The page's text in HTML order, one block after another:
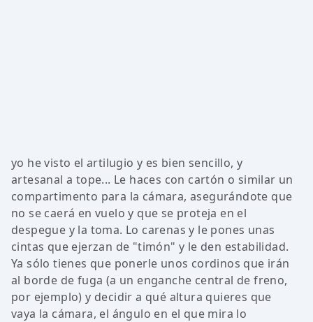
yo he visto el artilugio y es bien sencillo, y
artesanal a tope... Le haces con cartón o similar un
compartimento para la cámara, asegurándote que
no se caerá en vuelo y que se proteja en el
despegue y la toma. Lo carenas y le pones unas
cintas que ejerzan de "timón" y le den estabilidad.
Ya sólo tienes que ponerle unos cordinos que irán
al borde de fuga (a un enganche central de freno,
por ejemplo) y decidir a qué altura quieres que
vaya la cámara, el ángulo en el que mira lo